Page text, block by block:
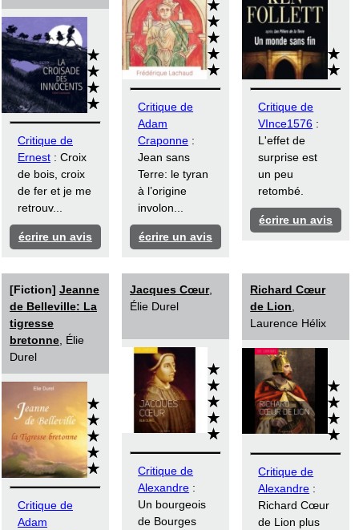
Critique de
Ernest : Croix
de bois, croix
de fer et je me
retrouv...
écrire un avis
Critique de
Adam
Craponne :
Jean sans
Terre: le tyran
à l’origine
involon...
écrire un avis
Critique de
VInce1576 :
L'effet de
surprise est
un peu
retombé.
écrire un avis
[Fiction] Jeanne
de Belleville: La
tigresse
bretonne , Élie
Durel
Critique de
Adam
Jacques Cœur,
Élie Durel
Critique de
Alexandre :
Un bourgeois
de Bourges
Richard Cœur
de Lion
Laurence Hélix
Critique de
Alexandre :
Richard Cœur
de Lion plus